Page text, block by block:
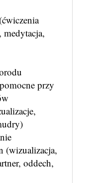
przy
(wizualizacja,
oddech,